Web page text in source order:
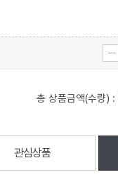
총 상품금액(수량) :
관심상품